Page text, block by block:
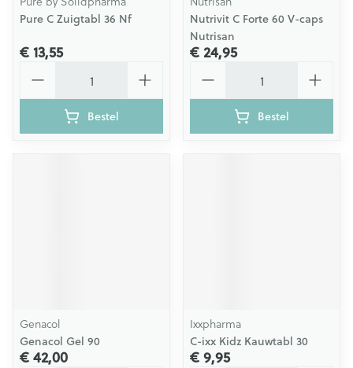
Pure C Zuigtabl 36 Nf
€ 13,55
Bestel
Nutrivit C Forte 60 V-caps
Nutrisan
€ 24,95
Bestel
Genacol
Genacol Gel 90
€ 42,00
Ixxpharma
C-ixx Kidz Kauwtabl 30
€ 9,95